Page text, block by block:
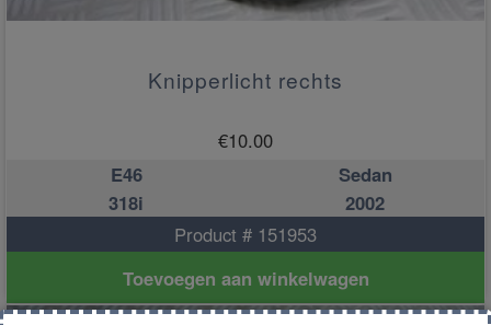
Knipperlicht rechts
€10.00
E46
Sedan
318i
2002
Product # 151953
Toevoegen aan winkelwagen